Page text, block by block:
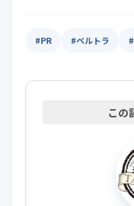
#PR #ベルトラ
この